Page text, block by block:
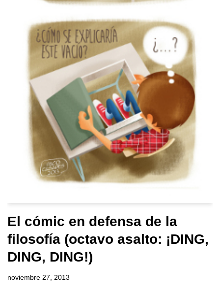
El cómic en defensa de la
filosofía (octavo asalto: ¡DING,
DING, DING!)
noviembre 27, 2013